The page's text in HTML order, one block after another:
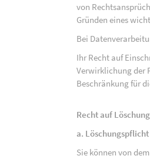
von
Gründen eines
Bei
Ihr Recht auf
Verwirklichung der
Beschränkung für
Recht auf Löschung
a. Löschungspflicht
Sie können von